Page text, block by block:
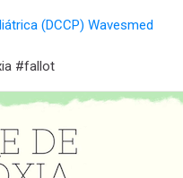
(DCCP) Wavesmed
#fallot